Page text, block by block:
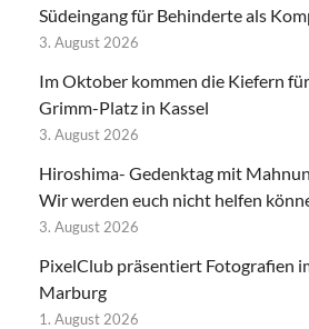
Südeingang für Behinderte als
3. August 2026
Im Oktober kommen die Kiefern
Grimm-Platz in Kassel
3. August 2026
Hiroshima- Gedenktag mit
Wir werden euch nicht helfen
3. August 2026
PixelClub präsentiert Fotografien
Marburg
1. August 2026